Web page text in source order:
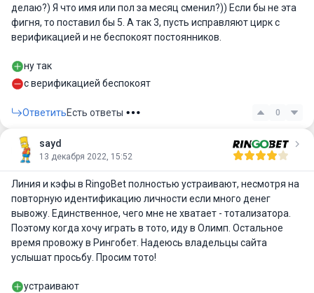
делаю?) Я что имя или пол за месяц сменил?)) Если бы не эта
фигня, то поставил бы 5. А так 3, пусть исправляют цирк с
верификацией и не беспокоят постоянников.
ну так
с верификацией беспокоят
ОтветитьЕсть ответы 0
sayd
13 декабря 2022, 15:52
Линия и кэфы в RingoBet полностью устраивают, несмотря на
повторную идентификацию личности если много денег
вывожу. Единственное, чего мне не хватает - тотализатора.
Поэтому когда хочу играть в тото, иду в Олимп. Остальное
время провожу в Рингобет. Надеюсь владельцы сайта
услышат просьбу. Просим тото!
устраивают